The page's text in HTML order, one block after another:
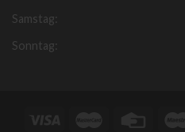
Samstag:
Sonntag: